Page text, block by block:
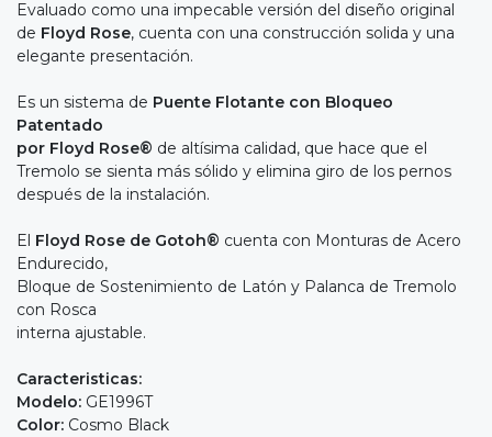
Evaluado como una impecable versión del diseño original
de Floyd Rose, cuenta con una construcción solida y una
elegante presentación.
Es un sistema de Puente Flotante con Bloqueo
Patentado
por Floyd Rose® de altísima calidad, que hace que el
Tremolo se sienta más sólido y elimina giro de los pernos
después de la instalación.
El Floyd Rose de Gotoh® cuenta con Monturas de Acero
Endurecido,
Bloque de Sostenimiento de Latón y Palanca de Tremolo
con Rosca
interna ajustable.
Caracteristicas:
Modelo: GE1996T
Color: Cosmo Black